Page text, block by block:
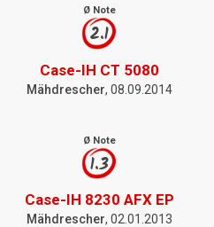
Ø Note
2.1
Case-IH CT 5080
Mähdrescher, 08.09.2014
Ø Note
1.3
Case-IH 8230 AFX EP
Mähdrescher, 02.01.2013